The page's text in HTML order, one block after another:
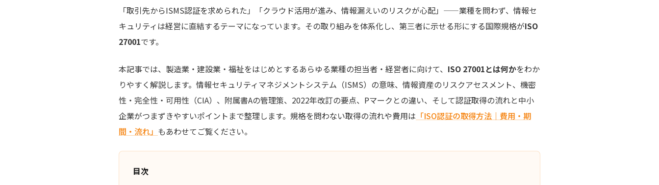
「取引先からISMS認証を求められた」「クラウド活用が進み、情報漏えいのリスクが心配」——業種を問わず、情報セ
キュリティは経営に直結するテーマになっています。その取り組みを体系化し、第三者に示せる形にする国際規格がISO
27001です。
本記事では、製造業・建設業・福祉をはじめとするあらゆる業種の担当者・経営者に向けて、 ISO 27001とは何かをわか
りやすく解説します。情報セキュリティマネジメントシステム（ISMS）の意味、情報資産のリスクアセスメント、機密
性・完全性・可用性（CIA）、附属書Aの管理策、2022年改訂の要点、Pマークとの違い、そして認証取得の流れと中小
企業がつまずきやすいポイントまで整理します。規格を問わない取得の流れや費用は 「ISO認証の取得方法｜費用・期
間・流れ」 もあわせてご覧ください。
目次